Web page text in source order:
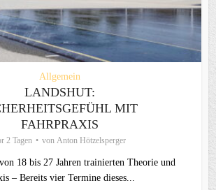
Allgemein
LANDSHUT:
MIT
FAHRPRAXIS
2 Tagen von Anton Hötzelsperger
18 bis 27 Jahren trainierten Theorie und
– Bereits vier Termine dieses...